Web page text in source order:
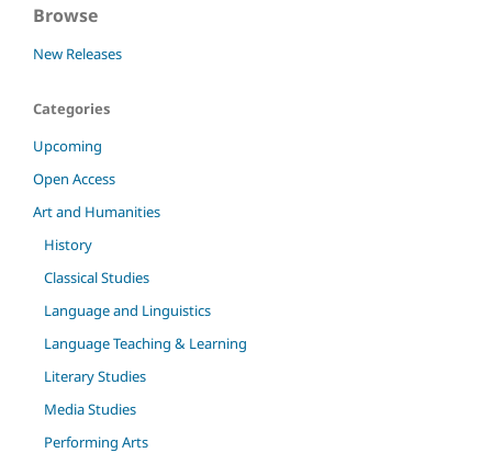
Browse
New Releases
Categories
Upcoming
Open Access
Art and Humanities
History
Classical Studies
Language and Linguistics
Language Teaching & Learning
Literary Studies
Media Studies
Performing Arts